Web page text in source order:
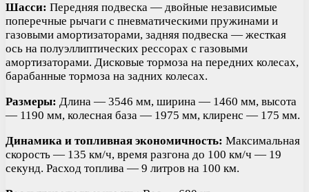
Шасси: Передняя подвеска — двойные независимые
поперечные рычаги с пневматическими пружинами и
газовыми амортизаторами, задняя подвеска — жесткая
ось на полуэллиптических рессорах с газовыми
амортизаторами. Дисковые тормоза на передних колесах,
барабанные тормоза на задних колесах.
Размеры: Длина — 3546 мм, ширина — 1460 мм, высота
— 1190 мм, колесная база — 1975 мм, клиренс — 175 мм.
Динамика и топливная экономичность: Максимальная
скорость — 135 км/ч, время разгона до 100 км/ч — 19
секунд. Расход топлива — 9 литров на 100 км.